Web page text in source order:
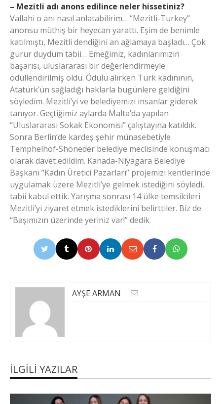
– Mezitli adı anons edilince neler hissetiniz?
Vallahi o anı nasıl anlatabilirim… “Mezitli-Turkey”
anonsu müthiş bir heyecan yarattı. Eşim de benimle
katılmıştı, Mezitli dendiğini an ağlamaya başladı… Çok
gurur duydum tabii… Emeğimiz, kadınlarımızın
başarısı, uluslararası bir değerlendirmeyle
ödüllendirilmiş oldu. Ödülü alırken Türk kadınının,
Atatürk’ün sağladığı haklarla bugünlere geldiğini
söyledim. Mezitli’yi ve belediyemizi insanlar giderek
tanıyor. Geçtiğimiz aylarda Malta’da yapılan
“Uluslararası Sokak Ekonomisi” çalıştayına katıldık.
Sonra Berlin’de kardeş şehir münasebetiyle
Temphelhof-Shöneder belediye meclisinde konuşmacı
olarak davet edildim. Kanada-Niyagara Belediye
Başkanı “Kadın Üretici Pazarları” projemizi kentlerinde
uygulamak üzere Mezitli’ye gelmek istediğini söyledi,
tabii kabul ettik. Yarışma sonrası 14 ülke temsilcileri
Mezitli’yi ziyaret etmek istediklerini belirttiler. Biz de
“Başımızın üzerinde yeriniz var!” dedik.
AYŞE ARMAN
İLGILI YAZILAR